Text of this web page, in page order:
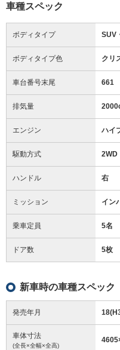
車種スペック
ボディタイプ SUV
ボディタイプ色 クリ
車台番号末尾 661
排気量
エンジン ハイ
駆動方式 2WD
ハンドル 右
ミッション イン
乗車定員 5名
ドア数 5枚
新車時の車種スペック
発売年月
車体寸法
(全長×全幅×全高)
4605